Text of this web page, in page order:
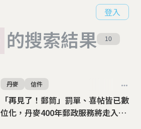
登入
的搜索結果 10
「再見了！郵筒」罰單、喜帖皆已數
位化，丹麥400年郵政服務將走入歷
丹麥 信件